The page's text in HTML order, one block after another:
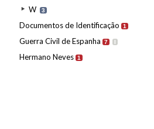
W 3
Documentos de Identificação 1
Guerra Civil de Espanha 7 I
Hermano Neves 1